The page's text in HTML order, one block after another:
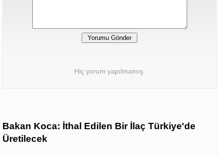
Hiç yorum yapılmamış.
Bakan Koca: İthal Edilen Bir İlaç Türkiye'de
Üretilecek